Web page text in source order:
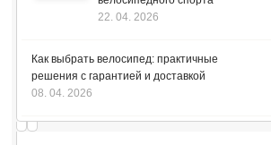
22. 04. 2026
Как выбрать велосипед: практичные
решения с гарантией и доставкой
08. 04. 2026